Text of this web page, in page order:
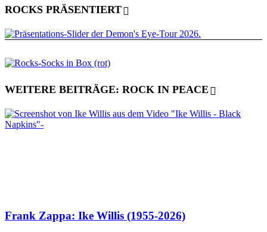
ROCKS PRÄSENTIERT
WEITERE BEITRÄGE: ROCK IN PEACE
Frank Zappa: Ike Willis (1955-2026)